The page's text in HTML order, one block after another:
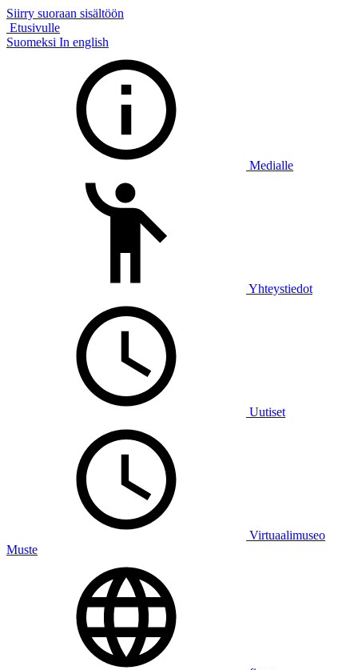
Siirry suoraan sisältöön
Etusivulle
Suomeksi In english
Medialle
Yhteystiedot
Uutiset
Virtuaalimuseo
Muste